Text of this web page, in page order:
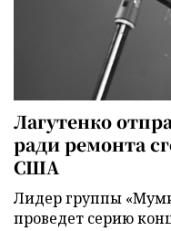
Лагутенко
ради ремонта
США
Лидер группы
проведет серию